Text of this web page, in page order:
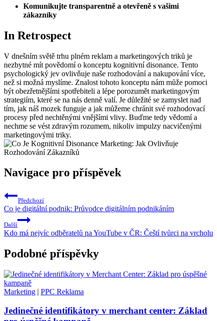
Komunikujte transparentně a otevřeně s vašimi
zákazníky
In ‍Retrospect
V dnešním světě trhu plném reklam a marketingových triků⁤ je
nezbytné mít povědomí o⁢ konceptu ‍kognitivní disonance. Tento
psychologický jev⁢ ovlivňuje naše rozhodování⁤ a nakupování více,
než si možná myslíme. Znalost tohoto konceptu nám může pomoci
být obezřetnějšími spotřebiteli a‍ lépe porozumět marketingovým⁢
strategiím, které ​se‌ na nás denně valí. ⁤Je důležité se zamyslet nad
tím, jak náš mozek ‍funguje a jak můžeme chránit své⁤ rozhodovací
procesy před nechtěnými vnějšími vlivy. ⁤Buďme tedy vědomí ‍a
‌nechme se vést ⁤zdravým rozumem, nikoliv impulzy nacvičenými
‌marketingovými triky.
Navigace pro příspěvek
Předchozí
Co je digitální podnik: Průvodce digitálním podnikáním
Další
Kdo má nejvíc odběratelů na YouTube v ČR: Čeští tvůrci na vrcholu
Podobné příspěvky
Marketing | PPC Reklama
Jedinečné identifikátory v merchant center: Základ